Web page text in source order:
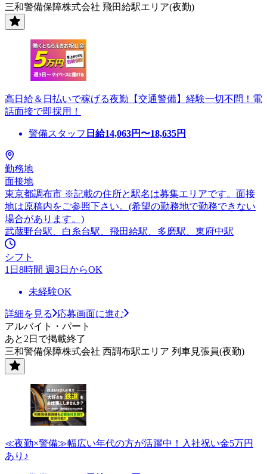
三和警備保障株式会社 飛田給駅エリア(夜勤)
高日給＆日払いで稼げる夜勤【交通警備】経験一切不問！電
話面接で即採用！
警備スタッフ 日給14,063円〜18,635円
勤務地
面接地
東京都調布市 ※記載の住所と駅名は募集エリアです。面接
地は原稿内をご参照下さい。(希望の勤務地で勤務できない
場合があります。)
武蔵野台駅、白糸台駅、飛田給駅、多磨駅、東府中駅
シフト
1日8時間 週3日からOK
未経験OK
詳細を見る
応募画面に進む
アルバイト・パート
あと2日で掲載終了
三和警備保障株式会社 西調布駅エリア 列車見張員(夜勤)
≪夜勤×警備≫幅広い年代の方が活躍中！入社祝い金5万円
あり♪